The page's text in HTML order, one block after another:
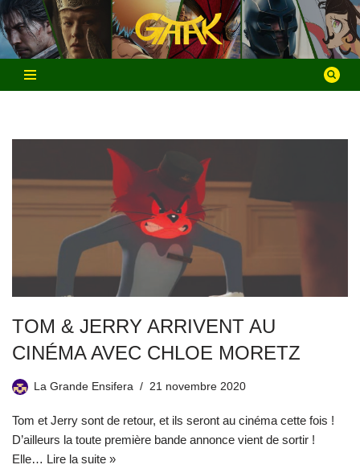
Aller
au
contenu
TOM & JERRY ARRIVENT AU
CINÉMA AVEC CHLOE MORETZ
La Grande Ensifera 21 novembre 2020
Tom et Jerry sont de retour, et ils seront au cinéma cette fois !
D’ailleurs la toute première bande annonce vient de sortir !
Elle… Lire la suite »